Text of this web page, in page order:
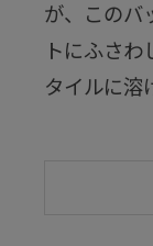
が、このバ
トにふさ
タイルに溶